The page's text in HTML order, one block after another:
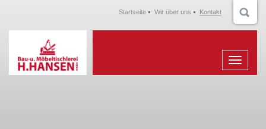
Startseite Wir über uns Kontakt
Menu